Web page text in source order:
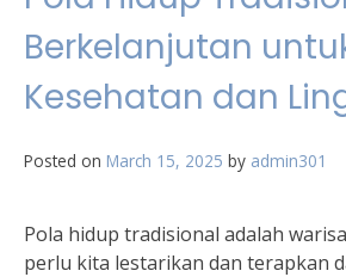
Berkelanjutan
Kesehatan dan
Posted on March 15, 2025 by admin301
Pola hidup tradisional adalah
perlu kita lestarikan dan terapkan